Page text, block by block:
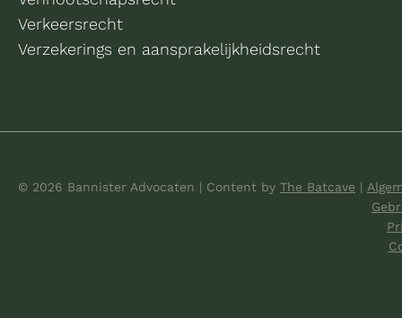
Verkeersrecht
Verzekerings en aansprakelijkheidsrecht
© 2026 Bannister Advocaten | Content by The Batcave |